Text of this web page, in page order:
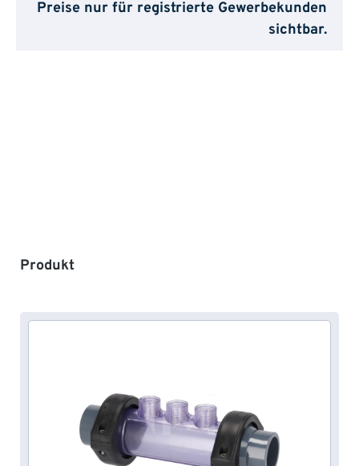
Preise nur für registrierte Gewerbekunden
sichtbar.
Produktgalerie überspringen
Produkt